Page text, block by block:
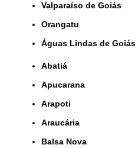
Valparaíso de Goiás
orangatu
Águas Lindas de Goiás
Abatiá
Apucarana
Arapoti
Araucária
Balsa Nova